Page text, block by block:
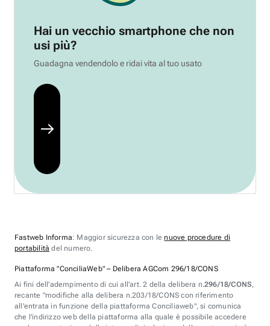
Hai un vecchio smartphone che non
usi più?
Guadagna vendendolo e ridai vita al tuo usato
Fastweb Informa: Maggior sicurezza con lenuove procedure di
portabilità del numero.
Piattaforma "ConciliaWeb" – Delibera AGCom 296/18/CONS
Ai fini dell'adempimento di cui all'art. 2 della delibera n.296/18/CONS,
recante "modifiche alla delibera n.203/18/CONS con riferimento
all'entrata in funzione della piattaforma Conciliaweb", si comunica
che l'indirizzo web della piattaforma alla quale è possibile accedere